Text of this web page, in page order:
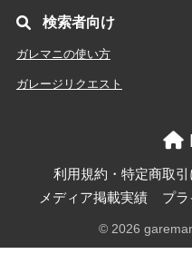
検索者向け
ガレマニの使い方
ガレージリクエスト
利用規約・特定商取
メディア掲載実績
プ
© 2026